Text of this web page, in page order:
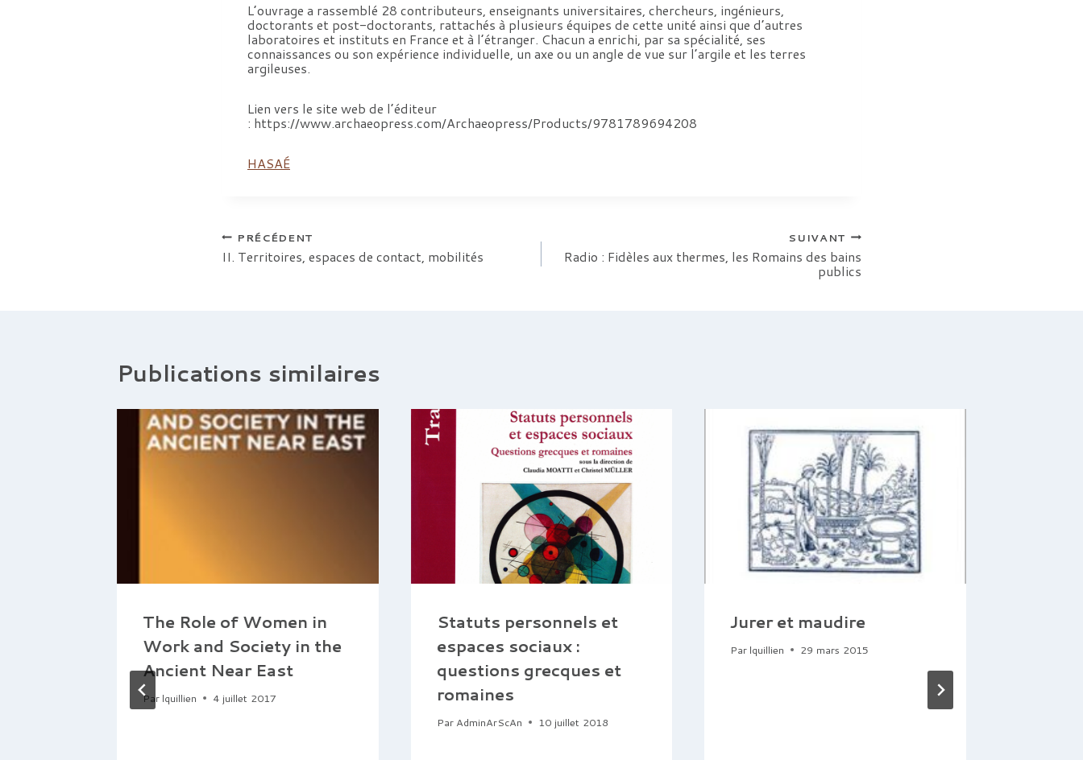
L’ouvrage a rassemblé 28 contributeurs, enseignants universitaires, chercheurs, ingénieurs,
doctorants et post-doctorants, rattachés à plusieurs équipes de cette unité ainsi que d’autres
laboratoires et instituts en France et à l’étranger. Chacun a enrichi, par sa spécialité, ses
connaissances ou son expérience individuelle, un axe ou un angle de vue sur l’argile et les terres
argileuses.
Lien vers le site web de l’éditeur
: https://www.archaeopress.com/Archaeopress/Products/9781789694208
HASAÉ
Navigation
PRÉCÉDENT
II. Territoires, espaces de contact, mobilités
SUIVANT
Radio : Fidèles aux thermes, les Romains des bains
publics
Publications similaires
The Role of Women in
Work and Society in the
Ancient Near East
Par lquillien 4 juillet 2017
Statuts personnels et
espaces sociaux :
questions grecques et
romaines
Par AdminArScAn 10 juillet 2018
Jurer et maudire
Par lquillien 29 mars 2015